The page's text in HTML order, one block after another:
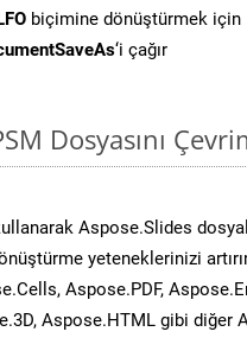
biçimine dönüştürmek için
‘i çağır
Dosyasını
Aspose.Slides
yeteneklerinizi
Aspose.PDF,
Aspose.HTML gibi diğer